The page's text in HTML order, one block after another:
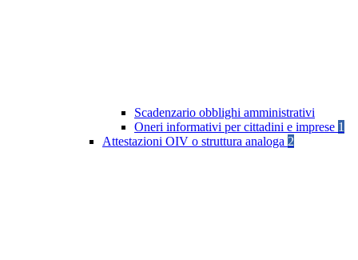
Scadenzario obblighi amministrativi
Oneri informativi per cittadini e imprese 1
Attestazioni OIV o struttura analoga 2